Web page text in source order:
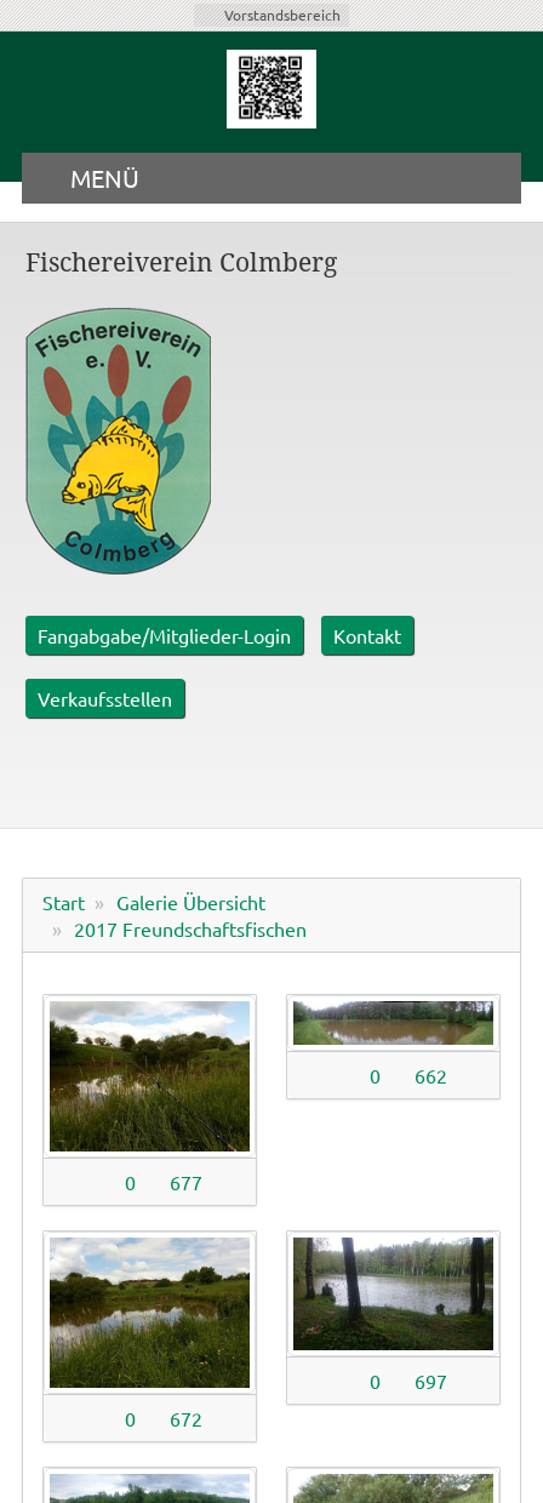
Vorstandsbereich
MENÜ
Fischereiverein Colmberg
Fangabgabe/Mitglieder-Login Kontakt
Verkaufsstellen
Start
Galerie Übersicht
2017 Freundschaftsfischen
0 677
0 662
0 672
0 697